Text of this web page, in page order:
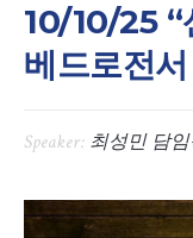
10/10/25 “
베드로전
Speaker: 최성민 담